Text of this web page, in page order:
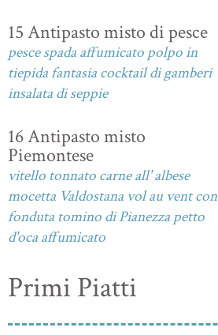
15 Antipasto misto di pesce
pesce spada affumicato polpo in
tiepida fantasia cocktail di gamberi
insalata di seppie
16 Antipasto misto
Piemontese
vitello tonnato carne all' albese
mocetta Valdostana vol au vent con
fonduta tomino di Pianezza petto
d'oca affumicato
Primi Piatti